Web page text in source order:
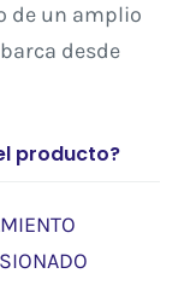
de un amplio
desde
producto?